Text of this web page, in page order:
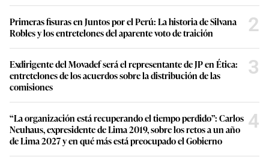
Primeras fisuras en Juntos por el Perú: La historia de Silvana
Robles y los entretelones del aparente voto de traición
2
Exdirigente del Movadef será el representante de JP en Ética:
entretelones de los acuerdos sobre la distribución de las
comisiones
3
“La organización está recuperando el tiempo perdido”: Carlos
Neuhaus, expresidente de Lima 2019, sobre los retos a un año
de Lima 2027 y en qué más está preocupado el Gobierno
4